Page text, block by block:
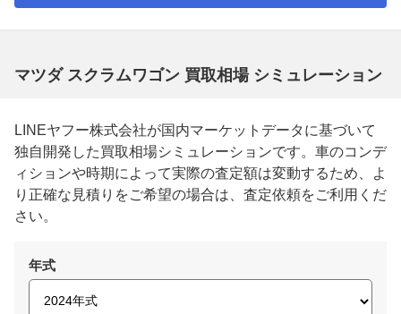
マツダ スクラムワゴン 買取相場 シミュレーション
LINEヤフー株式会社が国内マーケットデータに基づいて
独自開発した買取相場シミュレーションです。車のコンデ
ィションや時期によって実際の査定額は変動するため、よ
り正確な見積りをご希望の場合は、査定依頼をご利用くだ
さい。
年式